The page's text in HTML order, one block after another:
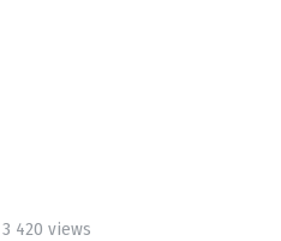
3 420 views